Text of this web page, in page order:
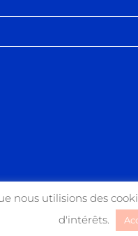
nous utilisions des
d'intérêts.